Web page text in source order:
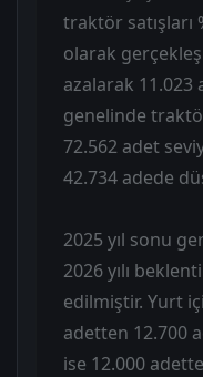
traktör satışları
olarak
azalarak 11.023
genelinde
72.562 adet
42.734 adede
2025 yıl sonu
2026 yılı
edilmiştir. Yurt
adetten 12.700
ise 12.000